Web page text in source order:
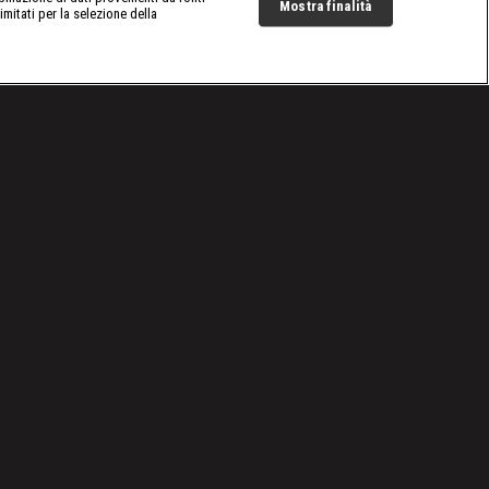
per la selezione della
Mostra finalità